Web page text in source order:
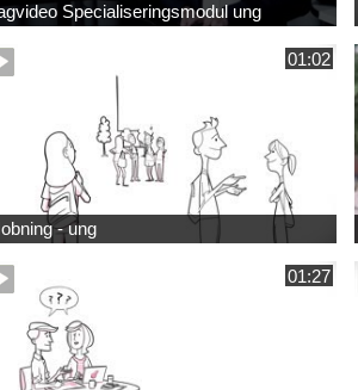
Specialiseringsmodul ung
01:02
- ung
01:27